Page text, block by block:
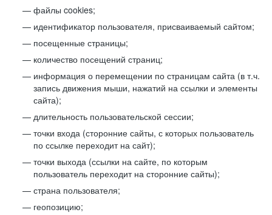
файлы cookies;
идентификатор пользователя, присваиваемый сайтом;
посещенные страницы;
количество посещений страниц;
информация о перемещении по страницам сайта (в т.ч.
запись движения мыши, нажатий на ссылки и элементы
сайта);
длительность пользовательской сессии;
точки входа (сторонние сайты, с которых пользователь
по ссылке переходит на сайт);
точки выхода (ссылки на сайте, по которым
пользователь переходит на сторонние сайты);
страна пользователя;
геопозицию;